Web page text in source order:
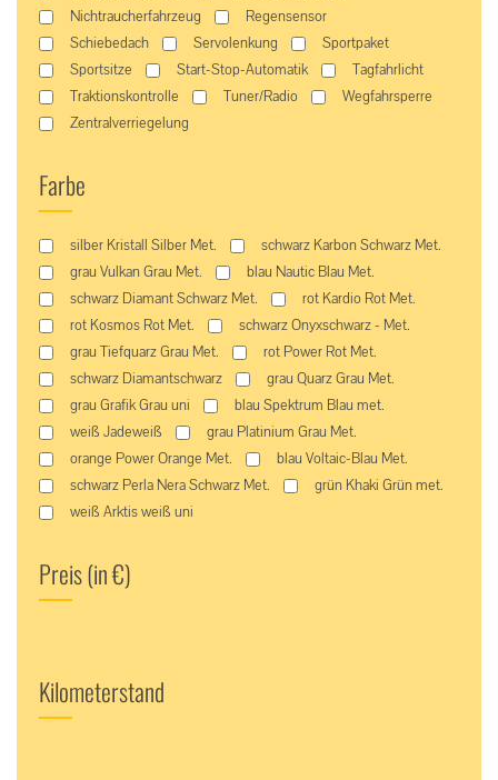
Nichtraucherfahrzeug
Regensensor
Schiebedach
Servolenkung
Sportpaket
Sportsitze
Start-Stop-Automatik
Tagfahrlicht
Traktionskontrolle
Tuner/Radio
Wegfahrsperre
Zentralverriegelung
Farbe
silber Kristall Silber Met.
schwarz Karbon Schwarz Met.
grau Vulkan Grau Met.
blau Nautic Blau Met.
schwarz Diamant Schwarz Met.
rot Kardio Rot Met.
rot Kosmos Rot Met.
schwarz Onyxschwarz - Met.
grau Tiefquarz Grau Met.
rot Power Rot Met.
schwarz Diamantschwarz
grau Quarz Grau Met.
grau Grafik Grau uni
blau Spektrum Blau met.
weiß Jadeweiß
grau Platinium Grau Met.
orange Power Orange Met.
blau Voltaic-Blau Met.
schwarz Perla Nera Schwarz Met.
grün Khaki Grün met.
weiß Arktis weiß uni
Preis (in €)
Kilometerstand